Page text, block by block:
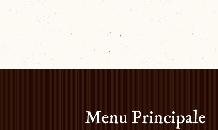
Menu Principale